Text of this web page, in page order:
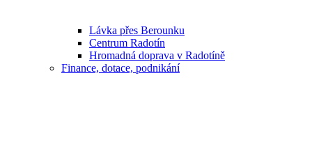
Lávka přes Berounku
Centrum Radotín
Hromadná doprava v Radotíně
Finance, dotace, podnikání